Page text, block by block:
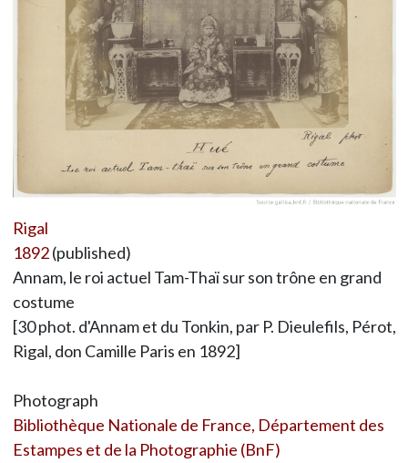
Rigal
1892(published)
Annam, le roi actuel Tam-Thaï sur son trône en grand
costume
[30 phot. d'Annam et du Tonkin, par P. Dieulefils, Pérot,
Rigal, don Camille Paris en 1892]
Photograph
Bibliothèque Nationale de France, Département des
Estampes et de la Photographie (BnF)